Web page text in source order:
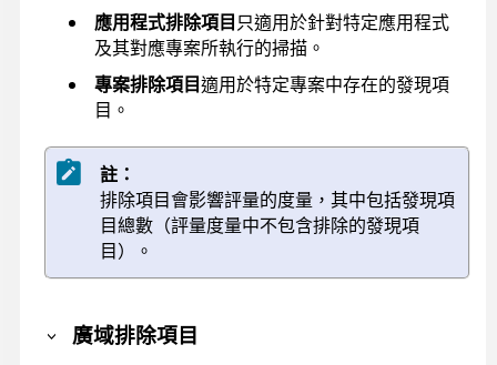
應用程式排除項目只適用於針對特定應用程式
及其對應專案所執行的掃描。
專案排除項目適用於特定專案中存在的發現項
目。
註：
排除項目會影響評量的度量，其中包括發現項
目總數（評量度量中不包含排除的發現項
目）。
廣域排除項目